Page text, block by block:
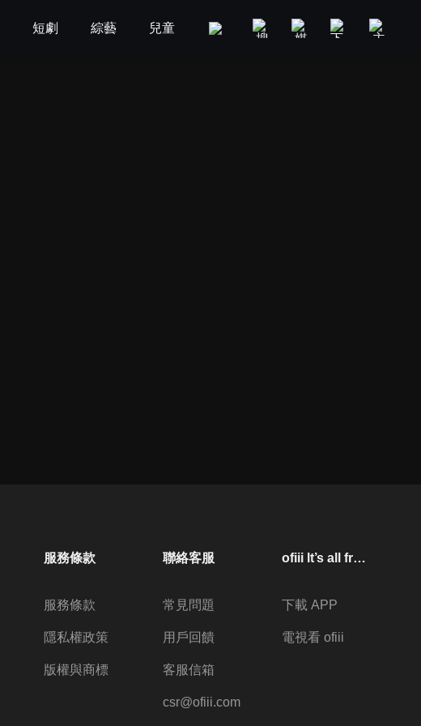
短劇 綜藝 兒童 GOOD TV 娛樂 美食旅遊
服務條款
服務條款
隱私權政策
版權與商標
聯絡客服
常見問題
用戶回饋
客服信箱
csr@ofiii.com
ofiii lt’s all free
下載 APP
電視看 ofiii